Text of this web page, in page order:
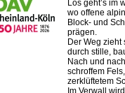
Los geht’s im
wo offene
Block- und
prägen.
Der Weg
durch stille,
Nach und
schroffem
zerklüftetem
Im Verwall